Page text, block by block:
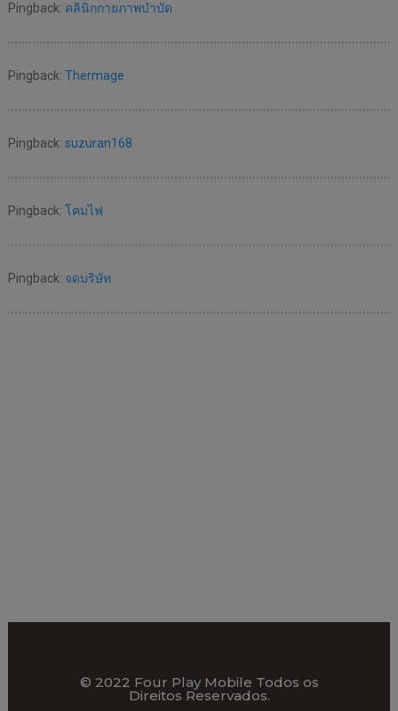
Pingback: คลินิกกายภาพบำบัด
Pingback: Thermage
Pingback: suzuran168
Pingback: โคมไฟ
Pingback: จดบริษัท
© 2022 Four Play Mobile Todos os
Direitos Reservados.